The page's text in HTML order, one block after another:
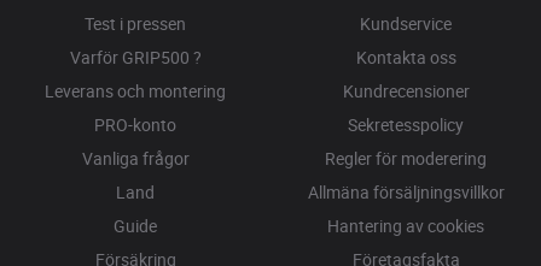
Test i pressen
Varför GRIP500 ?
Leverans och montering
PRO-konto
Vanliga frågor
Land
Guide
Försäkring
Kundservice
Kontakta oss
Kundrecensioner
Sekretesspolicy
Regler för moderering
Allmäna försäljningsvillkor
Hantering av cookies
Företagsfakta